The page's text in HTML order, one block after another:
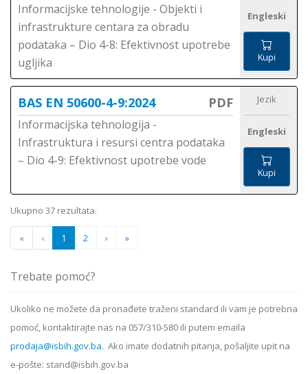
Informacijske tehnologije - Objekti i
infrastrukture centara za obradu
podataka – Dio 4-8: Efektivnost upotrebe
ugljika
Engleski
Kupi
BAS EN 50600-4-9:2024 PDF
Informacijska tehnologija -
Infrastruktura i resursi centra podataka
– Dio 4-9: Efektivnost upotrebe vode
Jezik
Engleski
Kupi
Ukupno 37 rezultata.
« ‹ 1 2 › »
Trebate pomoć?
Ukoliko ne možete da pronađete traženi standard ili vam je potrebna
pomoć, kontaktirajte nas na 057/310-580 ili putem emaila
prodaja@isbih.gov.ba. Ako imate dodatnih pitanja, pošaljite upit na
e-pošte: stand@isbih.gov.ba